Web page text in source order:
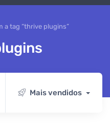
a tag “thrive plugins”
Mais vendidos